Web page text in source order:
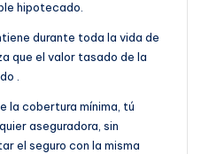
hipotecado.
ene durante toda la vida de
que el valor tasado de la
.
la cobertura mínima, tú
aseguradora, sin
el seguro con la misma